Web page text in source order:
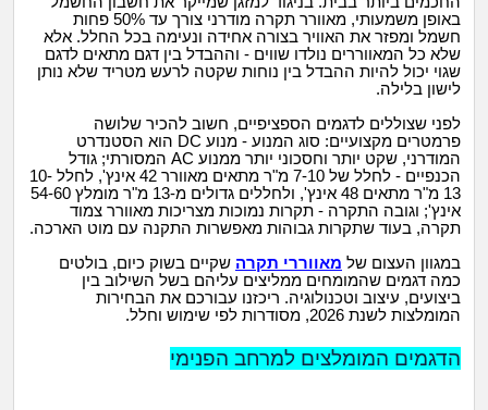
שומרים על הגוף
פיננסי וכלכלה
בין הסדינים
חיות מחמד
יוקר המחיה
גאווה
באופן משמעותי, מאוורר תקרה מודרני צורך עד 50% פחות
חשמל ומפזר את האוויר בצורה אחידה ונעימה בכל החלל. אלא
שלא כל המאווררים נולדו שווים - וההבדל בין דגם מתאים לדגם
שגוי יכול להיות ההבדל בין נוחות שקטה לרעש מטריד שלא נותן
לישון בלילה.
לפני שצוללים לדגמים הספציפיים, חשוב להכיר שלושה
פרמטרים מקצועיים: סוג המנוע - מנוע DC הוא הסטנדרט
המודרני, שקט יותר וחסכוני יותר ממנוע AC המסורתי; גודל
הכנפיים - לחלל של 7-10 מ"ר מתאים מאוורר 42 אינץ', לחלל 10-
13 מ"ר מתאים 48 אינץ', ולחללים גדולים מ-13 מ"ר מומלץ 54-60
אינץ'; וגובה התקרה - תקרות נמוכות מצריכות מאוורר צמוד
תקרה, בעוד שתקרות גבוהות מאפשרות התקנה עם מוט הארכה.
במגוון העצום של מאווררי תקרה שקיים בשוק כיום, בולטים
כמה דגמים שהמומחים ממליצים עליהם בשל השילוב בין
ביצועים, עיצוב וטכנולוגיה. ריכזנו עבורכם את הבחירות
המומלצות לשנת 2026, מסודרות לפי שימוש וחלל.
הדגמים המומלצים למרחב הפנימי